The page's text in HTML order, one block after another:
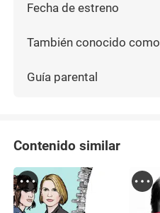
Fecha de estreno
También conocido como
Guía parental
Contenido similar